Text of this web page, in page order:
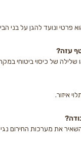
על בני הבית.
ביטוחי במקרה של פגיעה.
החירום נגישות תמיד.